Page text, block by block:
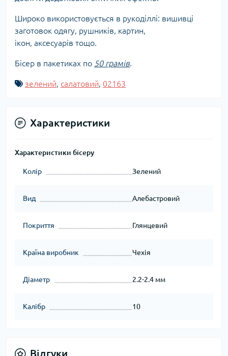
Широко використовується в рукоділлі: вишивці
заготовок одягу, рушників, картин,
ікон, аксесуарів тощо.
Бісер в пакетиках по 50 грамів.
зелений, салатовий, 02163
Характеристики
Характеристики бісеру
Колір Зелений
Вид Алебастровий
Покриття Глянцевий
Країна виробник Чехія
Діаметр 2.2-2.4 мм
Калібр 10
Відгуки